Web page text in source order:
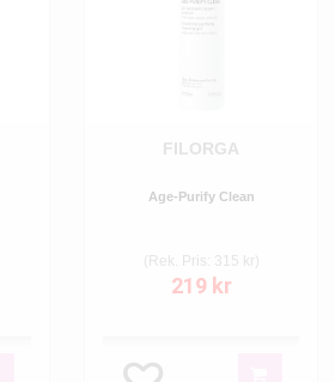
FILORGA
Age-Purify Clean
(Rek. Pris: 315 kr)
219 kr